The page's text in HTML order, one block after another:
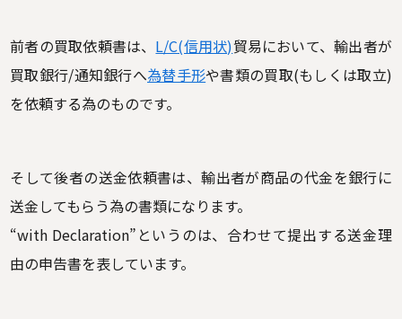
前者の買取依頼書は、 L/C(信用状)貿易において、輸出者が
買取銀行/通知銀行へ為替手形や書類の買取(もしくは取立)
を依頼する為のものです。
そして後者の送金依頼書は、輸出者が商品の代金を銀行に
送金してもらう為の書類になります。
“with Declaration”というのは、合わせて提出する送金理
由の申告書を表しています。